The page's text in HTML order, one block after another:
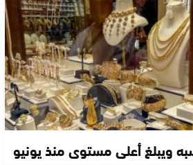
ويبلغ أعلى مستوى منذ يونيو